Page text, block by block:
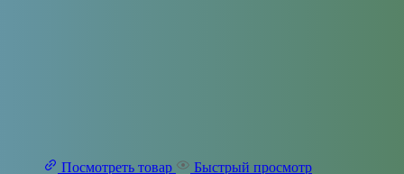
Посмотреть товар Быстрый просмотр